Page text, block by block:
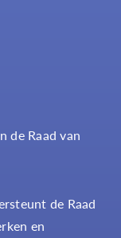
de Raad van
de Raad
en